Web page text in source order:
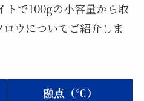
トで100gの小容量から取
ウについてご紹介しま
融点（℃）